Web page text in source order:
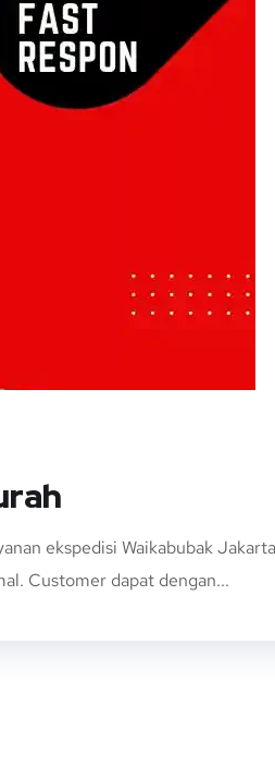
ekspedisi Waikabubak
Customer dapat dengan...